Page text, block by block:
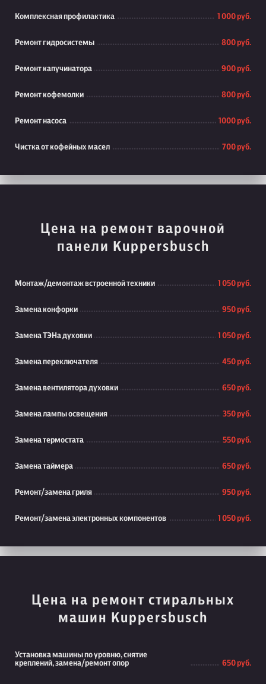
Комплексная профилактика 1 000 руб.
Ремонт гидросистемы 800 руб.
Ремонт капучинатора 900 руб.
Ремонт кофемолки 800 руб.
Ремонт насоса 1000 руб.
Чистка от кофейных масел 700 руб.
Цена на ремонт варочной
панели Kuppersbusch
Монтаж/демонтаж встроенной техники 1 050 руб.
Замена конфорки 950 руб.
Замена ТЭНа духовки 1 050 руб.
Замена переключателя 450 руб.
Замена вентилятора духовки 650 руб.
Замена лампы освещения 350 руб.
Замена термостата 550 руб.
Замена таймера 650 руб.
Ремонт/замена гриля 950 руб.
Ремонт/замена электронных компонентов 1 050 руб.
Цена на ремонт стиральных
машин Kuppersbusch
Установка машины по уровню, снятие
креплений, замена/ремонт опор
650 руб.